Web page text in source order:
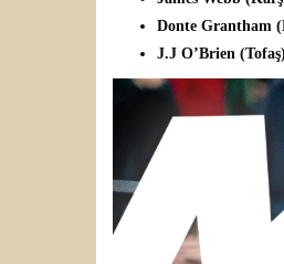
Donte Grantham
J.J O’Brien (Tofaş)